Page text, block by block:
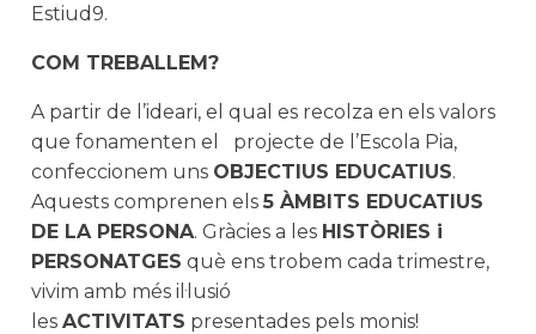
Estiud9.
COM TREBALLEM?
A partir de l’ideari, el qual es recolza en els valors
que fonamenten el projecte de l’Escola Pia,
confeccionem uns OBJECTIUS EDUCATIUS.
Aquests comprenen els 5 ÀMBITS EDUCATIUS
DE LA PERSONA. Gràcies a les HISTÒRIES i
PERSONATGES què ens trobem cada trimestre,
vivim amb més il·lusió
les ACTIVITATS presentades pels monis!